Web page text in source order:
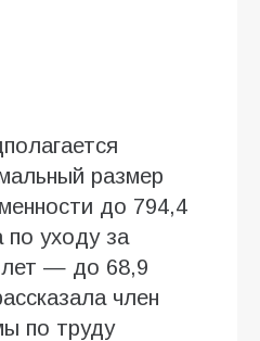
размер
до 794,4
по уходу за
лет — до 68,9
член
по труду